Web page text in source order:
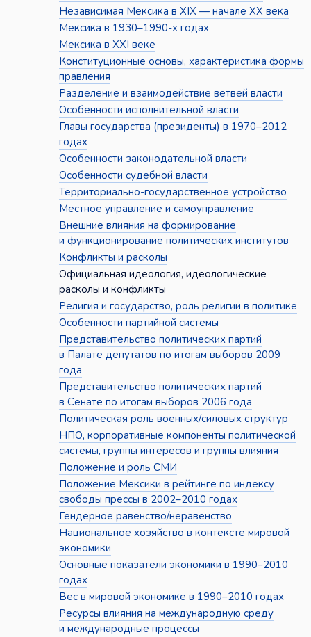
Независимая Мексика в XIX — начале XX века
Мексика в 1930–1990-х годах
Мексика в XXI веке
Конституционные основы, характеристика формы
правления
Разделение и взаимодействие ветвей власти
Особенности исполнительной власти
Главы государства (президенты) в 1970–2012
годах
Особенности законодательной власти
Особенности судебной власти
Территориально-государственное устройство
Местное управление и самоуправление
Внешние влияния на формирование
и функционирование политических институтов
Конфликты и расколы
Официальная идеология, идеологические
расколы и конфликты
Религия и государство, роль религии в политике
Особенности партийной системы
Представительство политических партий
в Палате депутатов по итогам выборов 2009
года
Представительство политических партий
в Сенате по итогам выборов 2006 года
Политическая роль военных/силовых структур
НПО, корпоративные компоненты политической
системы, группы интересов и группы влияния
Положение и роль СМИ
Положение Мексики в рейтинге по индексу
свободы прессы в 2002–2010 годах
Гендерное равенство/неравенство
Национальное хозяйство в контексте мировой
экономики
Основные показатели экономики в 1990–2010
годах
Вес в мировой экономике в 1990–2010 годах
Ресурсы влияния на международную среду
и международные процессы